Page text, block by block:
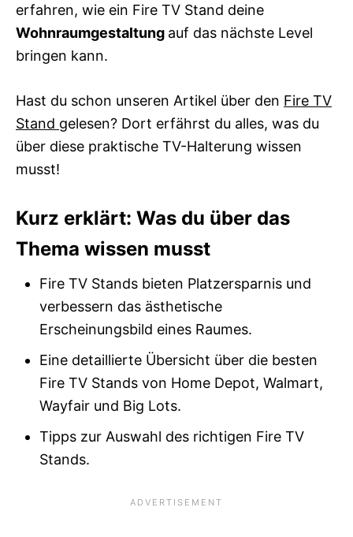
erfahren, wie ein Fire TV Stand deine
Wohnraumgestaltung auf das nächste Level
bringen kann.
Hast du schon unseren Artikel über den Fire TV
Stand gelesen? Dort erfährst du alles, was du
über diese praktische TV-Halterung wissen
musst!
Kurz erklärt: Was du über das
Thema wissen musst
Fire TV Stands bieten Platzersparnis und
verbessern das ästhetische
Erscheinungsbild eines Raumes.
Eine detaillierte Übersicht über die besten
Fire TV Stands von Home Depot, Walmart,
Wayfair und Big Lots.
Tipps zur Auswahl des richtigen Fire TV
Stands.